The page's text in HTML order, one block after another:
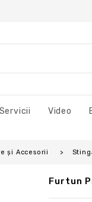
Servicii Video
și Accesorii
Furtun